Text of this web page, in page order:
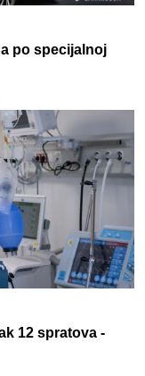
po specijalnoj
12 spratova -